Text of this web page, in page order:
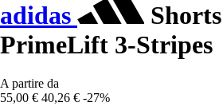
adidas
PrimeLift 3-Stripes
A partire da
55,00 € 40,26 € -27%